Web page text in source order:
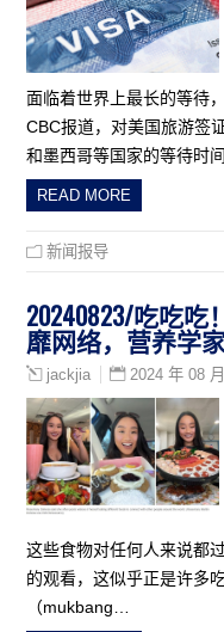
面临着世界上最长的等待
CBC报道，对美国旅游签
和墨西哥等国家的等待时
READ MORE
新闻报导
20240823/吃吃
靡网络，营养学
jackjia 2024 年 08
这些食物对任何人来说都
的观看，这似乎正是许多
（mukbang…